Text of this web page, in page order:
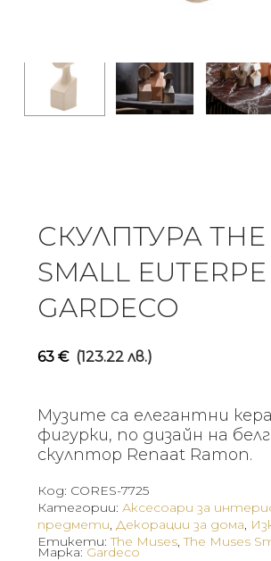
СКУЛПТУРА THE
SMALL
GARDECO
63 € (123.22 лв.)
Музите са елегантни
фигурки, по дизайн на
скулптор Renaat Ramon.
Код: CORES-7725
Категории: Аксесоари за
предмети, Декорации за дома,
Етикети:The Muses,The Muses
Марка: Gardeco